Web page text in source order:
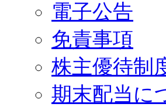
電子公告
免責事項
株主優待制
期末配当に